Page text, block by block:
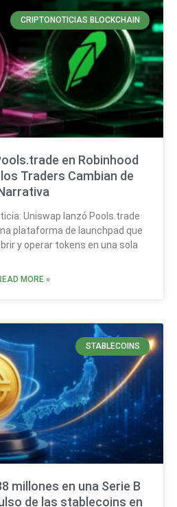
CRIPTONOTICIAS BLOCKCHAIN
en Robinhood
Traders Cambian de
Uniswap lanzó Pools.trade
plataforma de launchpad que
y operar tokens en una sola
MORE »
STABLECOINS
millones en una Serie B
de las stablecoins en